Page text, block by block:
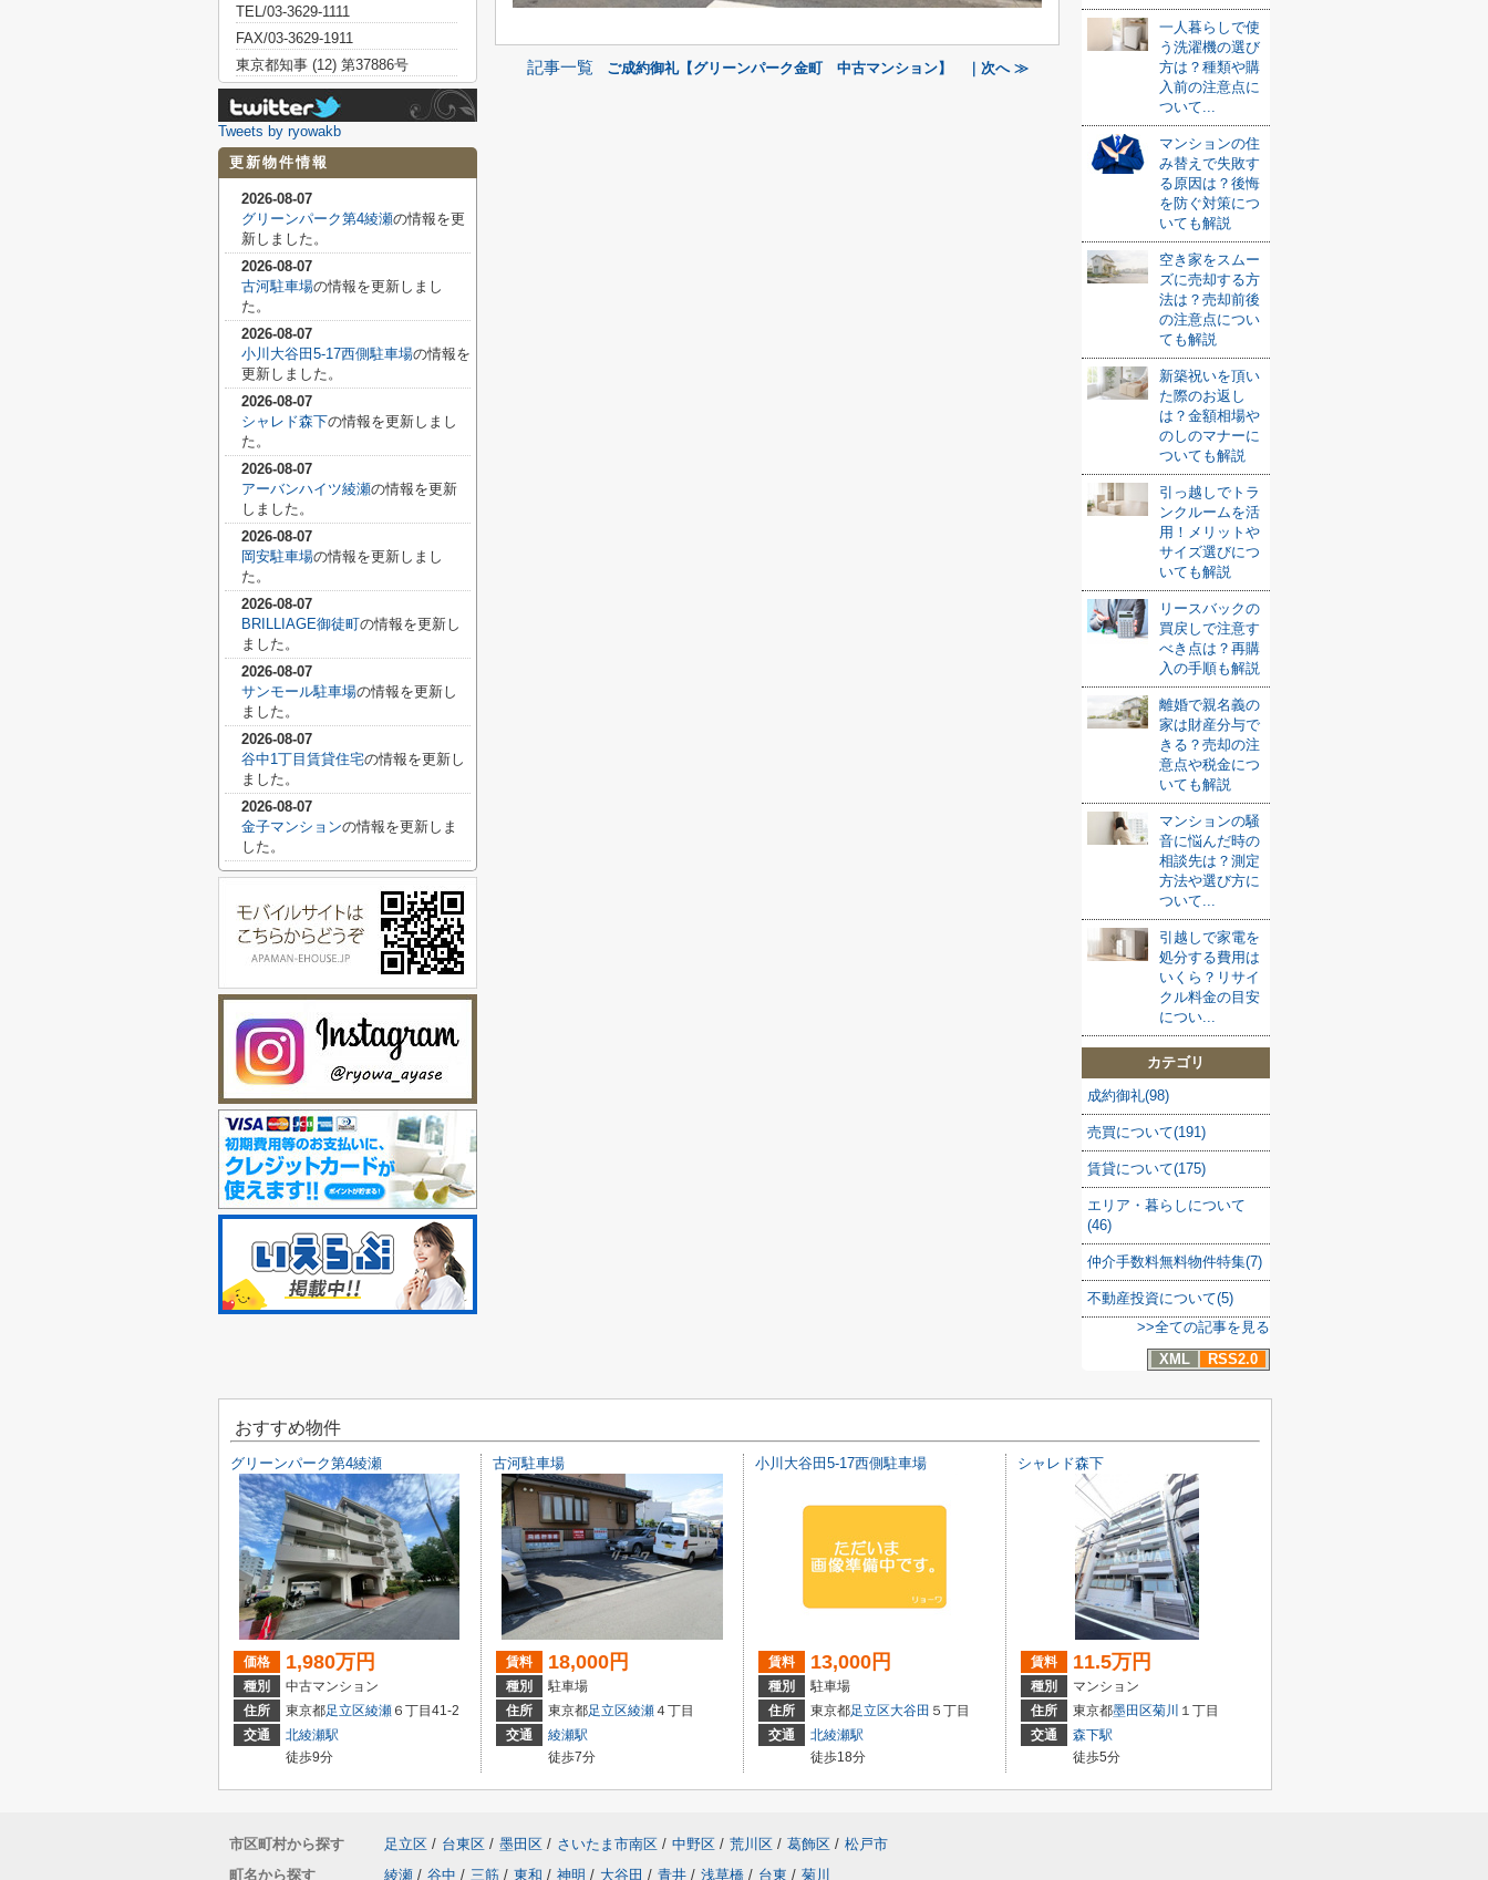
記事一覧 ご成約御礼【グリーンパーク金町 中古マンション】 ｜次へ ≫
一人暮らしで使
う洗濯機の選び
方は？種類や購
入前の注意点に
ついて...
マンションの住
み替えで失敗す
る原因は？後悔
を防ぐ対策につ
いても解説
空き家をスムー
ズに売却する方
法は？売却前後
の注意点につい
ても解説
新築祝いを頂い
た際のお返し
は？金額相場や
のしのマナーに
ついても解説
引っ越しでトラ
ンクルームを活
用！メリットや
サイズ選びにつ
いても解説
リースバックの
買戻しで注意す
べき点は？再購
入の手順も解説
離婚で親名義の
家は財産分与で
きる？売却の注
意点や税金につ
いても解説
マンションの騒
音に悩んだ時の
相談先は？測定
方法や選び方に
ついて...
引越しで家電を
処分する費用は
いくら？リサイ
クル料金の目安
につい...
カテゴリ
成約御礼(98)
売買について(191)
賃貸について(175)
エリア・暮らしについて
(46)
仲介手数料無料物件特集(7)
不動産投資について(5)
>>全ての記事を見る
XML
RSS2.0
TEL/03-3629-1111
FAX/03-3629-1911
東京都知事 (12) 第37886号
Tweets by ryowakb
更新物件情報
2026-08-07
グリーンパーク第4綾瀬の情報を更
新しました。
2026-08-07
古河駐車場の情報を更新しまし
た。
2026-08-07
小川大谷田5-17西側駐車場の情報を
更新しました。
2026-08-07
シャレド森下の情報を更新しまし
た。
2026-08-07
アーバンハイツ綾瀬の情報を更新
しました。
2026-08-07
岡安駐車場の情報を更新しまし
た。
2026-08-07
BRILLIAGE御徒町の情報を更新し
ました。
2026-08-07
サンモール駐車場の情報を更新し
ました。
2026-08-07
谷中1丁目賃貸住宅の情報を更新し
ました。
2026-08-07
金子マンションの情報を更新しま
した。
おすすめ物件
グリーンパーク第4綾瀬
価格 1,980万円
種別
中古マンション
住所
東京都足立区綾瀬 ６丁目41-2
交通
北綾瀬駅
徒歩9分
古河駐車場
賃料 18,000円
種別
駐車場
住所
東京都足立区綾瀬４丁目
交通
綾瀬駅
徒歩7分
小川大谷田5-17西側駐車場
賃料 13,000円
種別
駐車場
住所
東京都足立区大谷田 ５丁目
交通
北綾瀬駅
徒歩18分
シャレド森下
賃料 11.5万円
種別
マンション
住所
東京都墨田区菊川 １丁目
交通
森下駅
徒歩5分
市区町村から探す 足立区 / 台東区 / 墨田区 / さいたま市南区 / 中野区 / 荒川区 / 葛飾区 / 松戸市
町名から探す
綾瀬 / 谷中 / 三筋 / 東和 / 神明 / 大谷田 / 青井 / 浅草橋 / 台東 / 菊川